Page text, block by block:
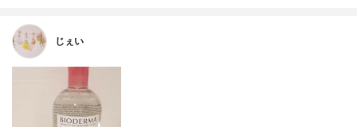
じぇい